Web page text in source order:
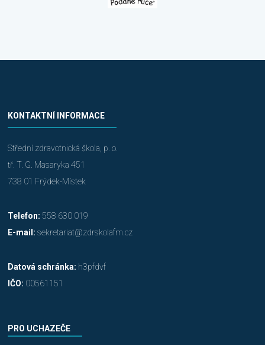
KONTAKTNÍ INFORMACE
Střední zdravotnická škola, p. o.
tř. T. G. Masaryka 451
738 01 Frýdek-Místek
Telefon: 558 630 019
E-mail: sekretariat@zdrskolafm.cz
Datová schránka: h3pfdvf
IČO: 00561151
PRO UCHAZEČE